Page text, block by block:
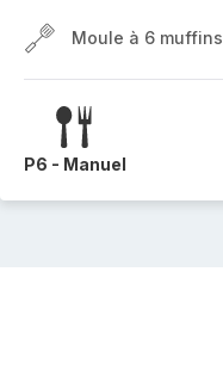
Moule à 6 muffins
P6 - Manuel